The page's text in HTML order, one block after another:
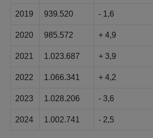
2019 939.520 - 1,6
2020 985.572 + 4,9
2021 1.023.687 + 3,9
2022 1.066.341 + 4,2
2023 1.028.206 - 3,6
2024 1.002.741 - 2,5